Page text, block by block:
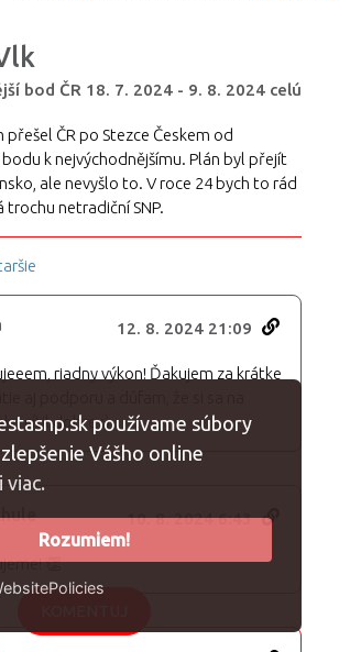
používame súbory
Vášho online
viac.
Rozumiem!
bod ČR 18. 7. 2024 - 9. 8. 2024 celú
přešel ČR po Stezce Českem od
k nejvýchodnějšímu. Plán byl přejít
ale nevyšlo to. V roce 24 bych to rád
trochu netradiční SNP.
12. 8. 2024 21:09
riadny výkon! Ďakujem za krátke
cítil dobre :)
10. 8. 2024 6:43
👏